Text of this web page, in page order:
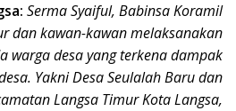
Serma Syaiful, Babinsa Koramil
dan kawan-kawan melaksanakan
warga desa yang terkena dampak
Yakni Desa Seulalah Baru dan
Langsa Timur Kota Langsa,